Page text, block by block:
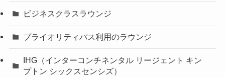
ビジネスクラスラウンジ
プライオリティパス利用のラウンジ
IHG（インターコンチネンタル リージェント キン
プトン シックスセンシズ）